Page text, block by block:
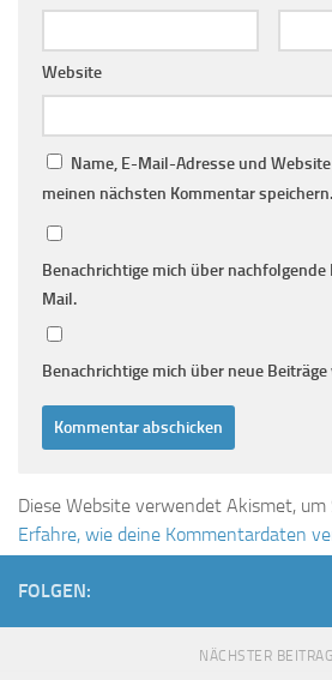
Website
Name, E-Mail-Adresse und
meinen nächsten Kommentar speichern.
Benachrichtige mich über nachfolgende
Mail.
Benachrichtige mich über neue
Diese Website verwendet Akismet, um
Erfahre, wie deine Kommentardaten
FOLGEN:
NÄCHSTER BEITRAG